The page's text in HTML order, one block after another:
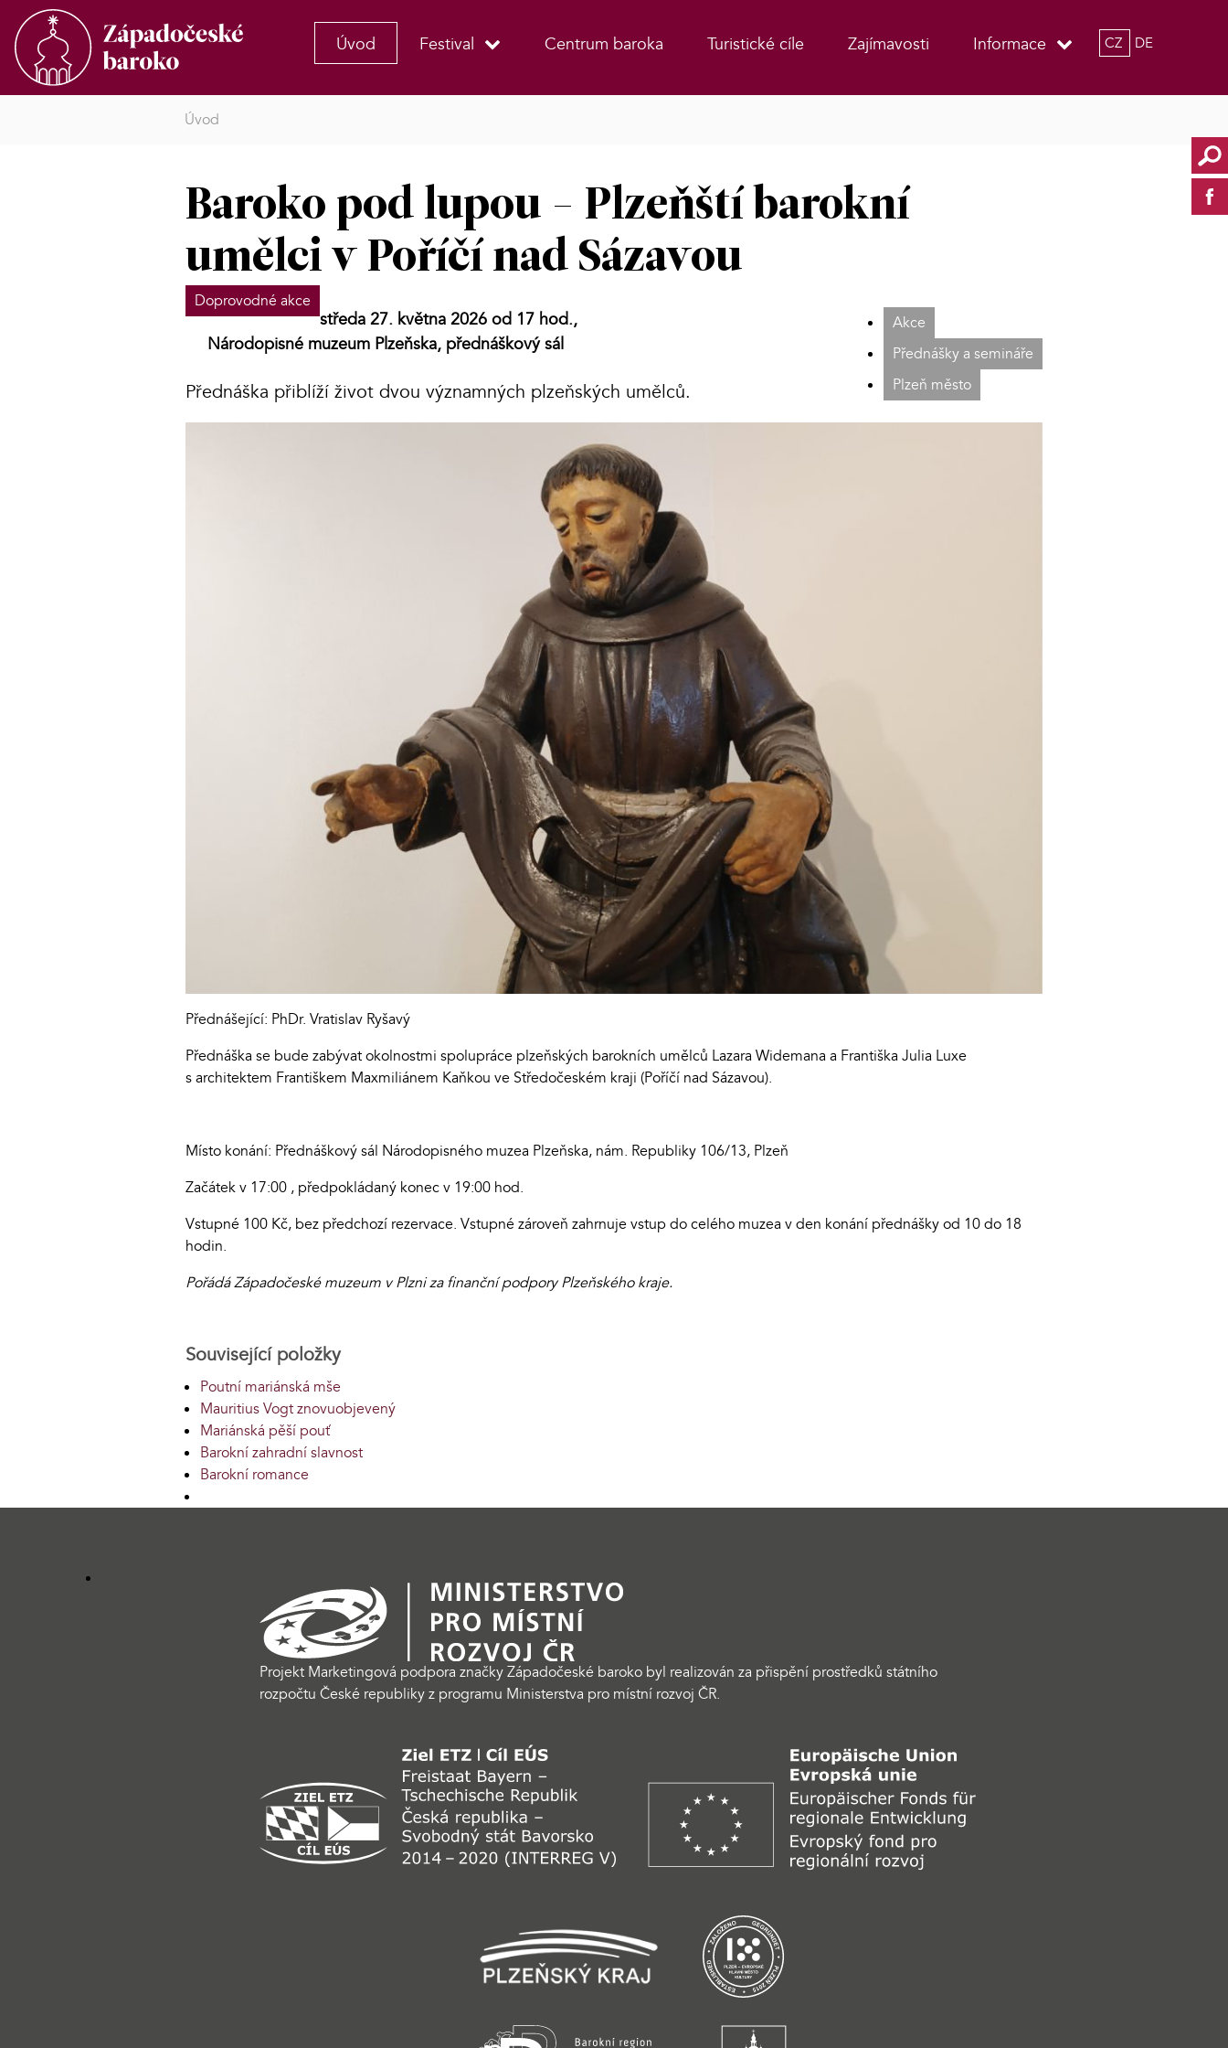
Úvod Festival Centrum baroka Turistické cíle Zajímavosti Informace CZ DE
Úvod
Baroko pod lupou - Plzeňští barokní
umělci v Poříčí nad Sázavou
Doprovodné akce
Akce
Přednášky a semináře
Plzeň město
středa 27. května 2026 od 17 hod.,
Národopisné muzeum Plzeňska, přednáškový sál
Přednáška přiblíží život dvou významných plzeňských umělců.
Přednášející: PhDr. Vratislav Ryšavý
Přednáška se bude zabývat okolnostmi spolupráce plzeňských barokních umělců Lazara Widemana a Františka Julia Luxe
s architektem Františkem Maxmiliánem Kaňkou ve Středočeském kraji (Poříčí nad Sázavou).
Místo konání: Přednáškový sál Národopisného muzea Plzeňska, nám. Republiky 106/13, Plzeň
Začátek v 17:00 , předpokládaný konec v 19:00 hod.
Vstupné 100 Kč, bez předchozí rezervace. Vstupné zároveň zahrnuje vstup do celého muzea v den konání přednášky od 10 do 18
hodin.
Pořádá Západočeské muzeum v Plzni za finanční podpory Plzeňského kraje.
Související položky
Poutní mariánská mše
Mauritius Vogt znovuobjevený
Mariánská pěší pouť
Barokní zahradní slavnost
Barokní romance
Projekt Marketingová podpora značky Západočeské baroko byl realizován za přispění prostředků státního
rozpočtu České republiky z programu Ministerstva pro místní rozvoj ČR.